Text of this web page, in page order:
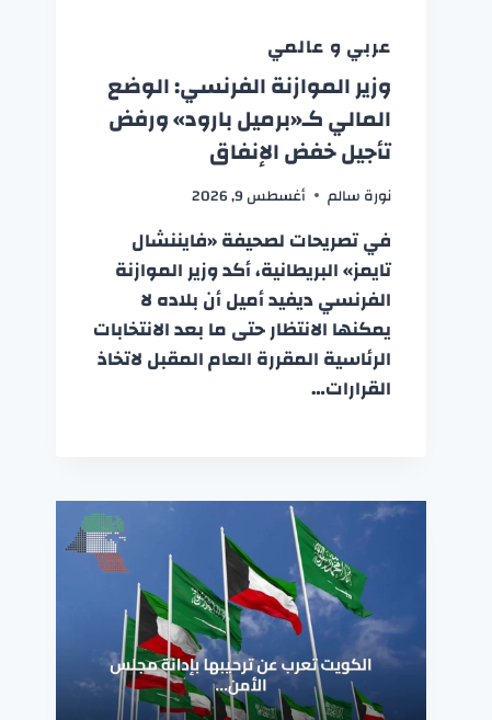
عربي و عالمي
وزير الموازنة الفرنسي: الوضع
المالي كـ«برميل بارود» ورفض
تأجيل خفض الإنفاق
نورة سالم أغسطس 9, 2026
في تصريحات لصحيفة «فايننشال
تايمز» البريطانية، أكد وزير الموازنة
الفرنسي ديفيد أميل أن بلاده لا
يمكنها الانتظار حتى ما بعد الانتخابات
الرئاسية المقررة العام المقبل لاتخاذ
القرارات…